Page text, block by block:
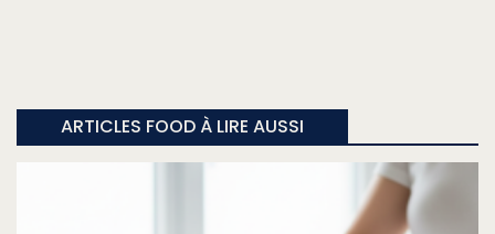
ARTICLES FOOD À LIRE AUSSI